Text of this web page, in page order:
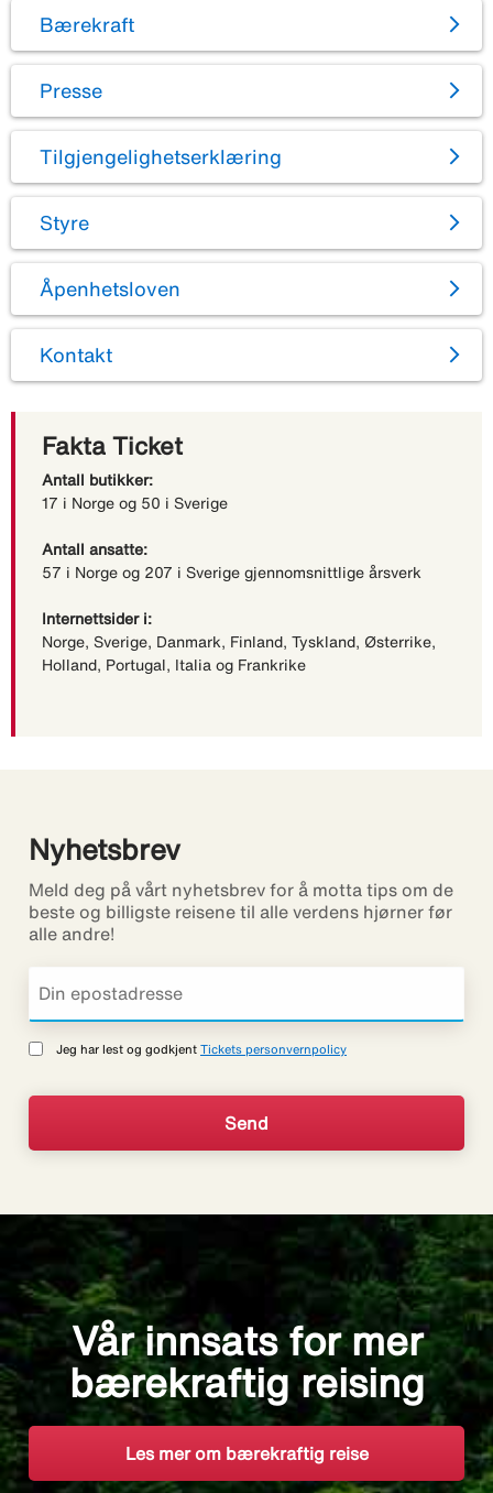
Bærekraft
Presse
Tilgjengelighetserklæring
Styre
Åpenhetsloven
Kontakt
Fakta Ticket
Antall butikker:
17 i Norge og 50 i Sverige
Antall ansatte:
57 i Norge og 207 i Sverige gjennomsnittlige årsverk
Internettsider i:
Norge, Sverige, Danmark, Finland, Tyskland, Østerrike,
Holland, Portugal, Italia og Frankrike
Nyhetsbrev
Meld deg på vårt nyhetsbrev for å motta tips om de
beste og billigste reisene til alle verdens hjørner før
alle andre!
Jeg har lest og godkjent Tickets personvernpolicy
Vår innsats for mer
bærekraftig reising
Les mer om bærekraftig reise